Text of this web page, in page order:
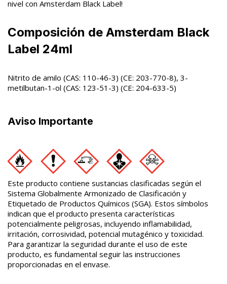
nivel con Amsterdam Black Label!
Composición de Amsterdam Black
Label 24ml
Nitrito de amilo (CAS: 110-46-3) (CE: 203-770-8), 3-
metilbutan-1-ol (CAS: 123-51-3) (CE: 204-633-5)
Aviso Importante
Este producto contiene sustancias clasificadas según el
Sistema Globalmente Armonizado de Clasificación y
Etiquetado de Productos Químicos (SGA). Estos símbolos
indican que el producto presenta características
potencialmente peligrosas, incluyendo inflamabilidad,
irritación, corrosividad, potencial mutagénico y toxicidad.
Para garantizar la seguridad durante el uso de este
producto, es fundamental seguir las instrucciones
proporcionadas en el envase.